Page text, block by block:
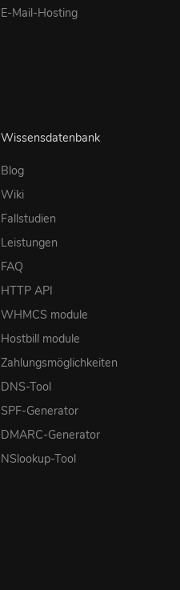
E-Mail-Hosting
Wissensdatenbank
Blog
Wiki
Fallstudien
Leistungen
FAQ
HTTP API
WHMCS module
Hostbill module
Zahlungsmöglichkeiten
DNS-Tool
SPF-Generator
DMARC-Generator
NSlookup-Tool